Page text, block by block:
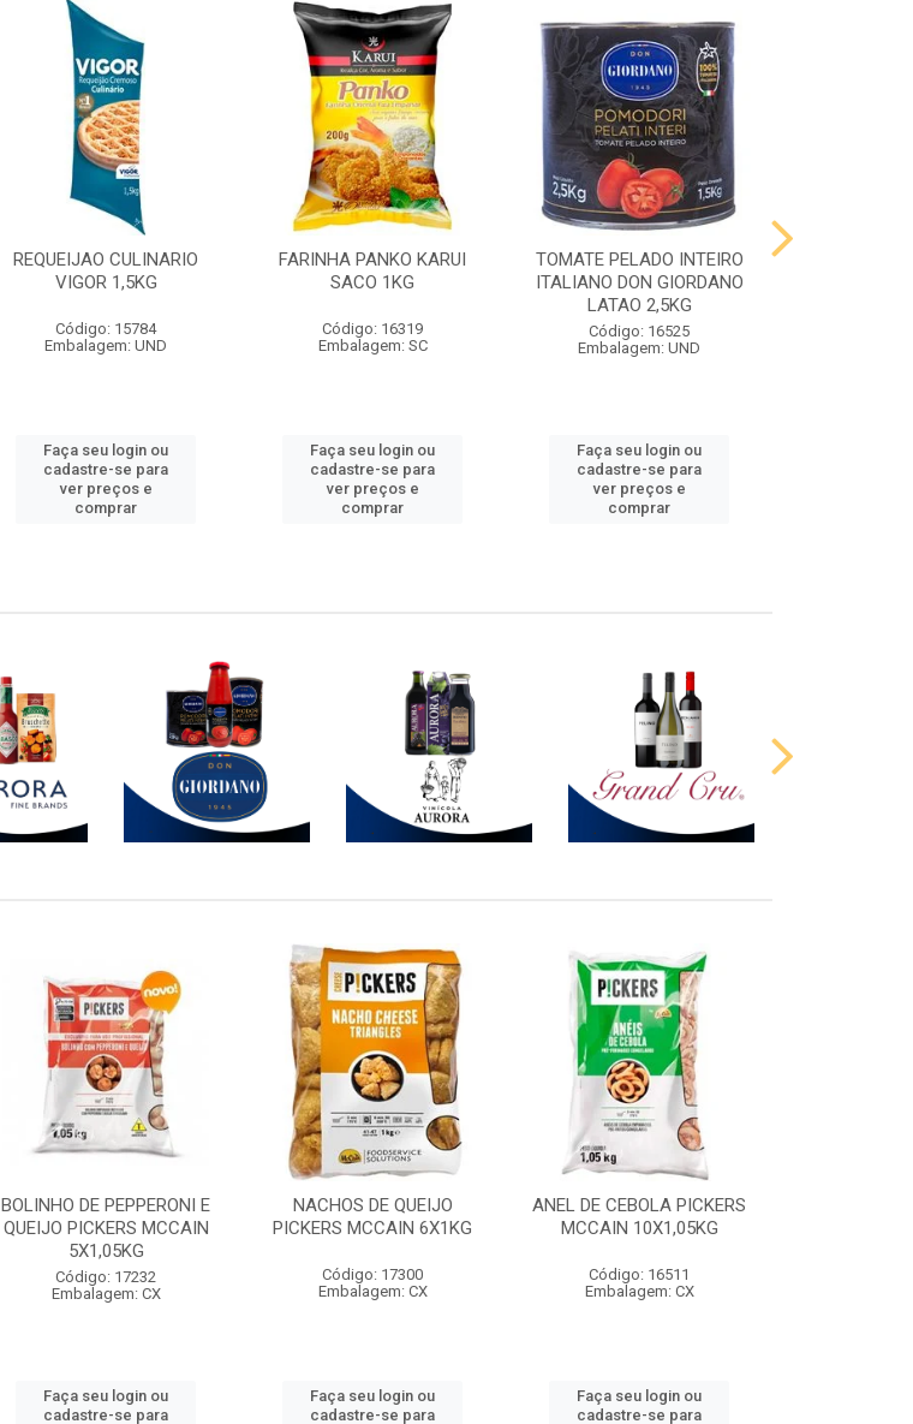
REQUEIJAO CULINARIO
VIGOR 1,5KG
Código: 15784
Embalagem: UND
Faça seu login ou
cadastre-se para
ver preços e
comprar
FARINHA PANKO KARUI
SACO 1KG
Código: 16319
Embalagem: SC
Faça seu login ou
cadastre-se para
ver preços e
comprar
TOMATE PELADO INTEIRO
ITALIANO DON GIORDANO
LATAO 2,5KG
Código: 16525
Embalagem: UND
Faça seu login ou
cadastre-se para
ver preços e
comprar
BOLINHO DE PEPPERONI E
QUEIJO PICKERS MCCAIN
5X1,05KG
Código: 17232
Embalagem: CX
Faça seu login ou
cadastre-se para
NACHOS DE QUEIJO
PICKERS MCCAIN 6X1KG
Código: 17300
Embalagem: CX
Faça seu login ou
cadastre-se para
ANEL DE CEBOLA PICKERS
MCCAIN 10X1,05KG
Código: 16511
Embalagem: CX
Faça seu login ou
cadastre-se para